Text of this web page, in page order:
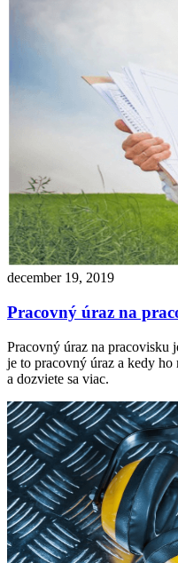
december 19, 2019
Pracovný úraz na
Pracovný úraz na pracovisku
je to pracovný úraz a kedy ho
a dozviete sa viac.